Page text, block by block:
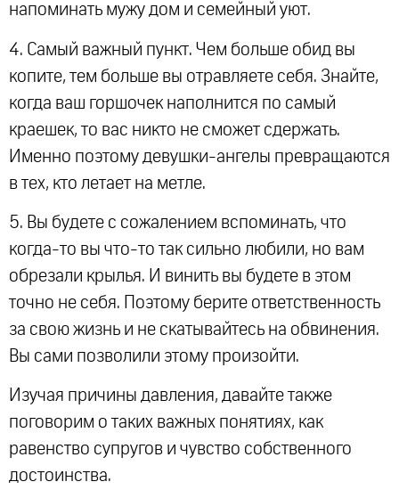
напоминать мужу дом и семейный уют.
4. Самый важный пункт. Чем больше обид вы
копите, тем больше вы отравляете себя. Знайте,
когда ваш горшочек наполнится по самый
краешек, то вас никто не сможет сдержать.
Именно поэтому девушки-ангелы превращаются
в тех, кто летает на метле.
5. Вы будете с сожалением вспоминать, что
когда-то вы что-то так сильно любили, но вам
обрезали крылья. И винить вы будете в этом
точно не себя. Поэтому берите ответственность
за свою жизнь и не скатывайтесь на обвинения.
Вы сами позволили этому произойти.
Изучая причины давления, давайте также
поговорим о таких важных понятиях, как
равенство супругов и чувство собственного
достоинства.